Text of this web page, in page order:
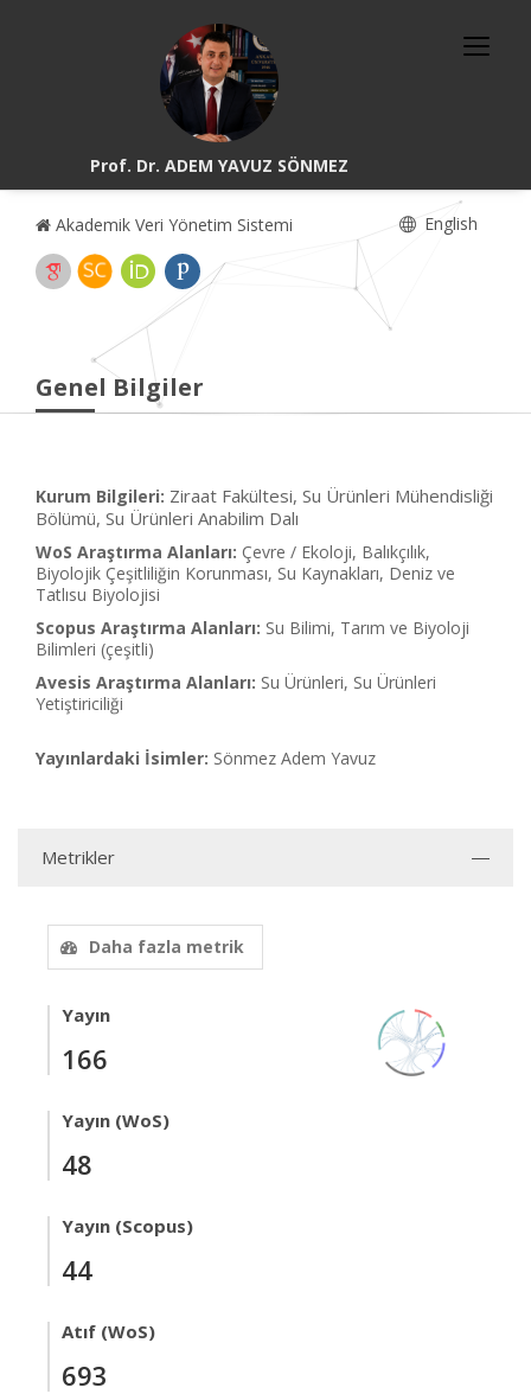
Prof. Dr. ADEM YAVUZ SÖNMEZ
Akademik Veri Yönetim Sistemi English
Genel Bilgiler
Kurum Bilgileri: Ziraat Fakültesi, Su Ürünleri Mühendisliği
Bölümü, Su Ürünleri Anabilim Dalı
WoS Araştırma Alanları: Çevre / Ekoloji, Balıkçılık,
Biyolojik Çeşitliliğin Korunması, Su Kaynakları, Deniz ve
Tatlısu Biyolojisi
Scopus Araştırma Alanları: Su Bilimi, Tarım ve Biyoloji
Bilimleri (çeşitli)
Avesis Araştırma Alanları: Su Ürünleri, Su Ürünleri
Yetiştiriciliği
Yayınlardaki İsimler: Sönmez Adem Yavuz
Metrikler
Daha fazla metrik
Yayın
166
Yayın (WoS)
48
Yayın (Scopus)
44
Atıf (WoS)
693